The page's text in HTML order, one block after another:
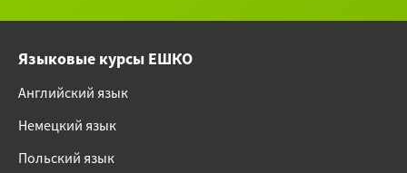
Языковые курсы ЕШКО
Английский язык
Немецкий язык
Польский язык